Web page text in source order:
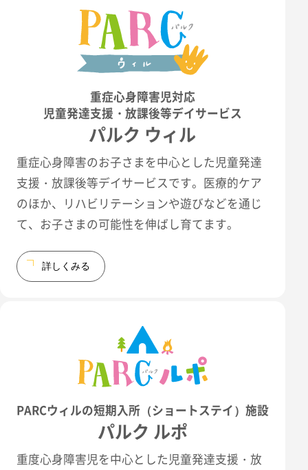
重症心身障害児対応
児童発達支援・放課後等デイサービス
パルク ウィル
重症心身障害のお子さまを中心とした児童発達
支援・放課後等デイサービスです。医療的ケア
のほか、リハビリテーションや遊びなどを通じ
て、お子さまの可能性を伸ばし育てます。
詳しくみる
PARCウィルの短期入所（ショートステイ）施設
パルク ルポ
重度心身障害児を中心とした児童発達支援・放